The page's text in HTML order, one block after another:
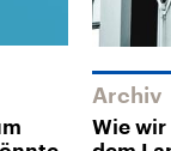
Archiv
Wie wir